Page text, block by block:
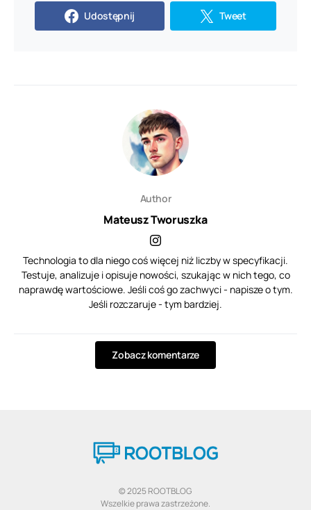
Udostępnij Tweet
Author
Mateusz Tworuszka
Technologia to dla niego coś więcej niż liczby w specyfikacji.
Testuje, analizuje i opisuje nowości, szukając w nich tego, co
naprawdę wartościowe. Jeśli coś go zachwyci - napisze o tym.
Jeśli rozczaruje - tym bardziej.
Zobacz komentarze
© 2025 ROOTBLOG
Wszelkie prawa zastrzeżone.